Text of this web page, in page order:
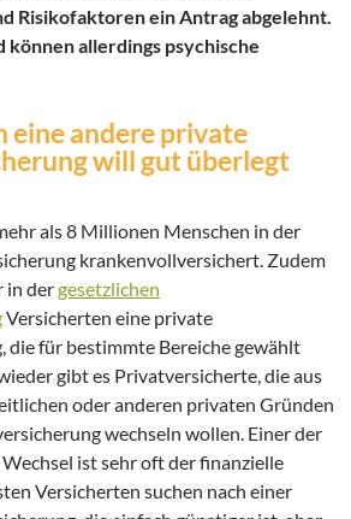
Risikofaktoren ein Antrag abgelehnt.
können allerdings psychische
eine andere private
will gut überlegt
als 8 Millionen Menschen in der
krankenvollversichert. Zudem
in dergesetzlichen
Versicherten eine private
die für bestimmte Bereiche gewählt
gibt es Privatversicherte, die aus
oder anderen privaten Gründen
wechseln wollen. Einer der
ist sehr oft der finanzielle
Versicherten suchen nach einer